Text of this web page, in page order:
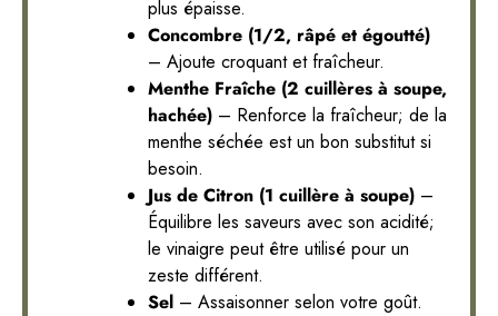
plus épaisse.
Concombre (1/2, râpé et égoutté)
– Ajoute croquant et fraîcheur.
Menthe Fraîche (2 cuillères à soupe,
hachée) – Renforce la fraîcheur; de la
menthe séchée est un bon substitut si
besoin.
Jus de Citron (1 cuillère à soupe) –
Équilibre les saveurs avec son acidité;
le vinaigre peut être utilisé pour un
zeste différent.
Sel – Assaisonner selon votre goût.